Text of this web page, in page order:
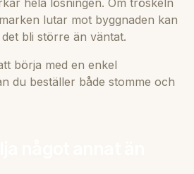
hela lösningen. Om tröskeln
lutar mot byggnaden kan
bli större än väntat.
börja med en enkel
du beställer både stomme och